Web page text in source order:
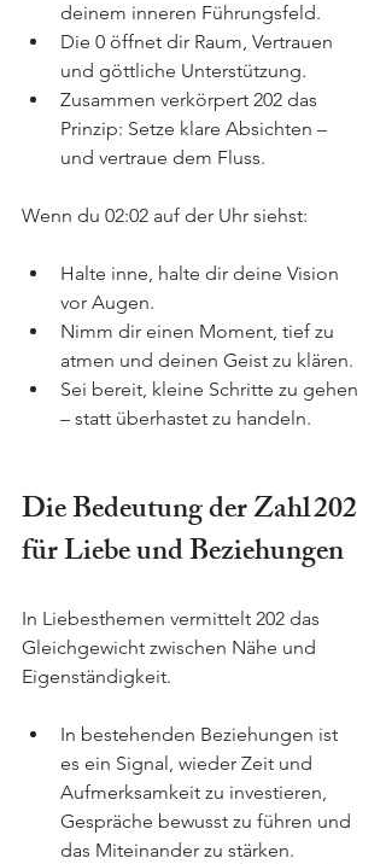
deinem inneren Führungsfeld.
Die 0 öffnet dir Raum, Vertrauen
und göttliche Unterstützung.
Zusammen verkörpert 202 das
Prinzip: Setze klare Absichten –
und vertraue dem Fluss.
Wenn du 02:02 auf der Uhr siehst:
Halte inne, halte dir deine Vision
vor Augen.
Nimm dir einen Moment, tief zu
atmen und deinen Geist zu klären.
Sei bereit, kleine Schritte zu gehen
– statt überhastet zu handeln.
Die Bedeutung der Zahl 202
für Liebe und Beziehungen
In Liebesthemen vermittelt 202 das
Gleichgewicht zwischen Nähe und
Eigenständigkeit.
In bestehenden Beziehungen ist
es ein Signal, wieder Zeit und
Aufmerksamkeit zu investieren,
Gespräche bewusst zu führen und
das Miteinander zu stärken.